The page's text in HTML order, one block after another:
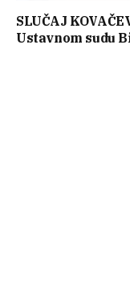
SLUČAJ
Ustavnom sudu